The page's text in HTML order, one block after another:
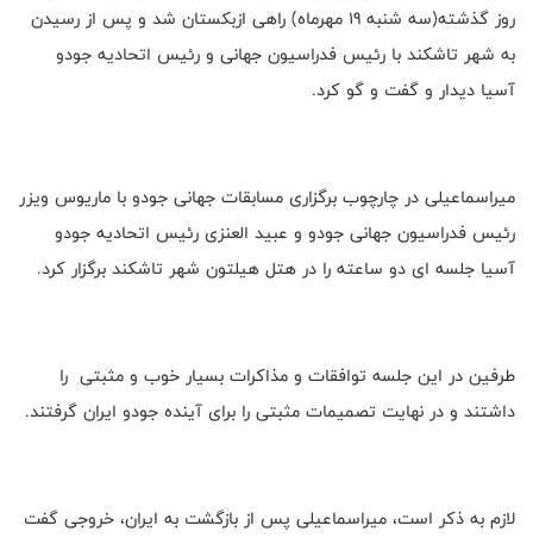
روز گذشته(سه شنبه 19 مهرماه) راهی ازبکستان شد و پس از رسیدن
به شهر تاشکند با رئیس فدراسیون جهانی و رئیس اتحادیه جودو
آسیا دیدار و گفت و گو کرد.
میراسماعیلی در چارچوب برگزاری مسابقات جهانی جودو با ماریوس ویزر
رئیس فدراسیون جهانی جودو و عبید العنزی رئیس اتحادیه جودو
آسیا جلسه ای دو ساعته را در هتل هیلتون شهر تاشکند برگزار کرد.
طرفین در این جلسه توافقات و مذاکرات بسیار خوب و مثبتی را
داشتند و در نهایت تصمیمات مثبتی را برای آینده جودو ایران گرفتند.
لازم به ذکر است، میراسماعیلی پس از بازگشت به ایران، خروجی گفت